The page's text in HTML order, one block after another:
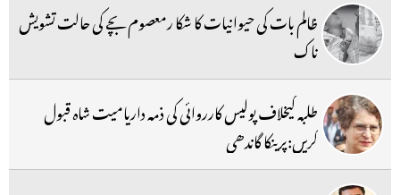
ظالم بات کی حیوانیات کا شکا رمعصوم بچے کی حالت تشویش
ناک
طلبہ کیخلاف پولیس کارروائی کی ذمہ داریامیت شاہ قبول
کریں:پرینکا گاندھی